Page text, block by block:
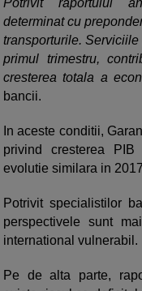
Potrivit raportului
determinat cu
transporturile.
primul trimestru,
cresterea totala a
bancii.
In aceste conditii,
privind cresterea
evolutie similara in
Potrivit specialistilor
perspectivele sunt
international vulnerabil.
Pe de alta parte,